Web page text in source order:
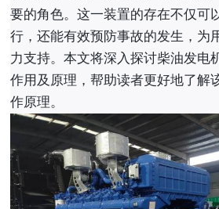
要的角色。这一装置的存在不仅可
行，还能有效预防事故的发生，为
力支持。本文将深入探讨柴油发电
作用及原理，帮助读者更好地了解
作原理。